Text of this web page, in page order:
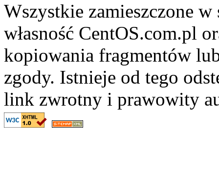
Wszystkie zamieszczone
własność CentOS.com.pl
kopiowania fragmentów
zgody. Istnieje od tego
link zwrotny i prawowity